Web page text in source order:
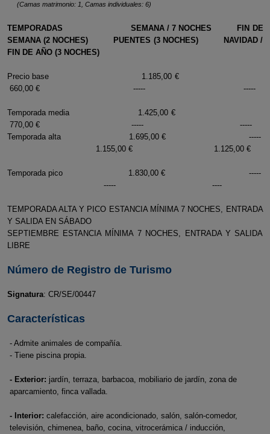
(Camas matrimonio: 1, Camas individuales: 6)
TEMPORADAS SEMANA / 7 NOCHES FIN DE
SEMANA (2 NOCHES) PUENTES (3 NOCHES) NAVIDAD /
FIN DE AÑO (3 NOCHES)
Precio base 1.185,00 €
660,00 € ----- -----
Temporada media 1.425,00 €
770,00 € ----- -----
Temporada alta 1.695,00 € -----
1.155,00 € 1.125,00 €
Temporada pico 1.830,00 € -----
----- ----
TEMPORADA ALTA Y PICO ESTANCIA MÍNIMA 7 NOCHES, ENTRADA
Y SALIDA EN SÁBADO
SEPTIEMBRE ESTANCIA MÍNIMA 7 NOCHES, ENTRADA Y SALIDA
LIBRE
Número de Registro de Turismo
Signatura: CR/SE/00447
Características
- Admite animales de compañía.
- Tiene piscina propia.
- Exterior: jardín, terraza, barbacoa, mobiliario de jardín, zona de
aparcamiento, finca vallada.
- Interior: calefacción, aire acondicionado, salón, salón-comedor,
televisión, chimenea, baño, cocina, vitrocerámica / inducción,